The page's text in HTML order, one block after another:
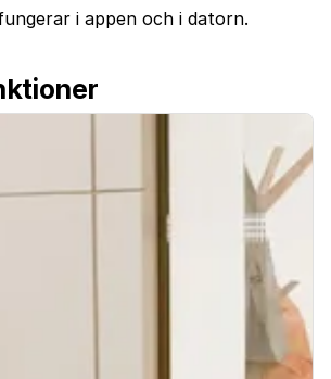
i appen och i datorn.